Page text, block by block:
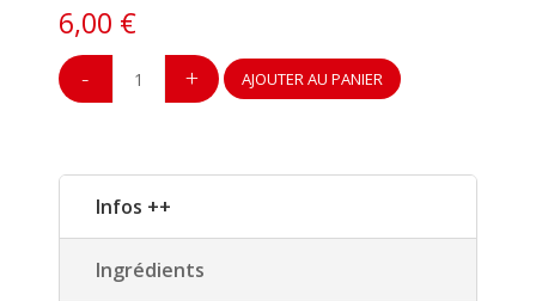
6,00 €
-
Karité
BIO
après
tatouage
pot
+ AJOUTER AU PANIER
Infos ++
Ingrédients